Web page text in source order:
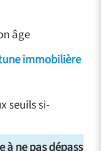
âge
immobilière
seuils si-
à ne pas dépasser